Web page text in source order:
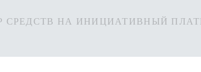
СРЕДСТВ НА ИНИЦИАТИВНЫЙ